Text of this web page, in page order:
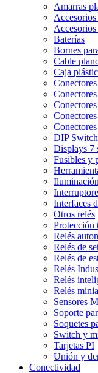
Amarras
Accesorios
Baterías
Bornes
Cable
Caja
DIP
Displays 7
Fusibles y
Interfaces
Otros relés
Protección
Relés
Relés de
Relés de
Relés
Relés
Relés
Sensores
Soporte
Soquetes
Switch y
Tarjetas PI
Unión y
Conectividad